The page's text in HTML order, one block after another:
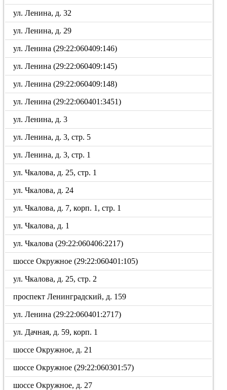
ул. Ленина, д. 32
ул. Ленина, д. 29
ул. Ленина (29:22:060409:146)
ул. Ленина (29:22:060409:145)
ул. Ленина (29:22:060409:148)
ул. Ленина (29:22:060401:3451)
ул. Ленина, д. 3
ул. Ленина, д. 3, стр. 5
ул. Ленина, д. 3, стр. 1
ул. Чкалова, д. 25, стр. 1
ул. Чкалова, д. 24
ул. Чкалова, д. 7, корп. 1, стр. 1
ул. Чкалова, д. 1
ул. Чкалова (29:22:060406:2217)
шоссе Окружное (29:22:060401:105)
ул. Чкалова, д. 25, стр. 2
проспект Ленинградский, д. 159
ул. Ленина (29:22:060401:2717)
ул. Дачная, д. 59, корп. 1
шоссе Окружное, д. 21
шоссе Окружное (29:22:060301:57)
шоссе Окружное, д. 27